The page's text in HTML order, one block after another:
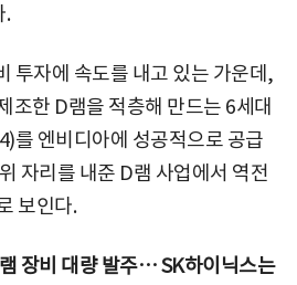
.
투자에 속도를 내고 있는 가운데,
조한 D램을 적층해 만드는 6세대
를 엔비디아에 성공적으로 공급
자리를 내준 D램 사업에서 역전
보인다.
장비 대량 발주… SK하이닉스는